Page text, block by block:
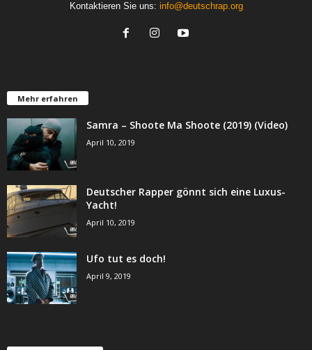
Kontaktieren Sie uns: info@deutschrap.org
Mehr erfahren
Samra – Shoote Ma Shoote (2019) (Video)
April 10, 2019
Deutscher Rapper gönnt sich eine Luxus-
Yacht!
April 10, 2019
Ufo tut es doch!
April 9, 2019